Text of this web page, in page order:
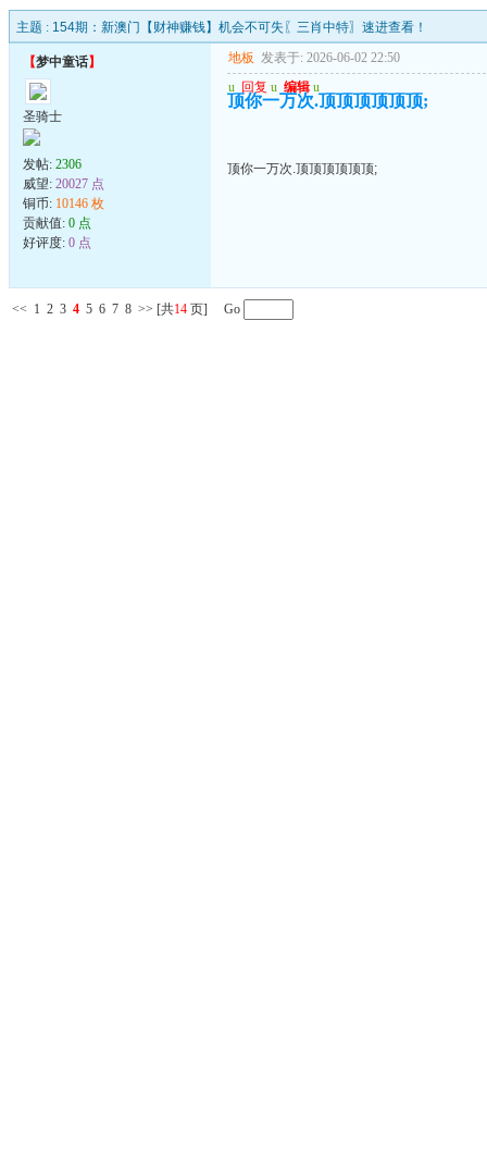
主题 : 154期：新澳门【财神赚钱】机会不可失〖三肖中特〗速进查看！
【梦中童话】
圣骑士
发帖: 2306
威望: 20027 点
铜币: 10146 枚
贡献值: 0 点
好评度: 0 点
地板 发表于: 2026-06-02 22:50
u 回复 u 编辑 u
顶你一万次.顶顶顶顶顶顶;
顶你一万次.顶顶顶顶顶顶;
<< 1 2 3 4 5 6 7 8 >> [共14 页] Go